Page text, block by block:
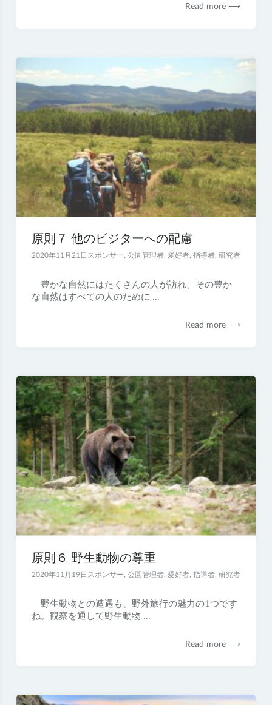
Read more ⟶
原則７ 他のビジターへの配慮
2020年11月21日 スポンサー,公園管理者,愛好者,指導者,研究者
豊かな自然にはたくさんの人が訪れ、その豊か
な自然はすべての人のために ...
Read more ⟶
原則６ 野生動物の尊重
2020年11月19日 スポンサー,公園管理者,愛好者,指導者,研究者
野生動物との遭遇も、野外旅行の魅力の1つです
ね。観察を通して野生動物 ...
Read more ⟶